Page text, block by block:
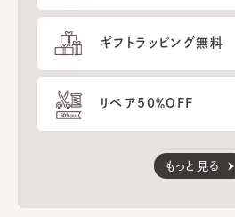
ギフトラッピング無料
リペア50％OFF
もっと見る